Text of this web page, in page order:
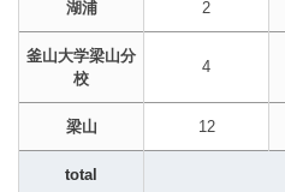
total
湖浦 2
釜山大学梁山分
校
4
梁山 12